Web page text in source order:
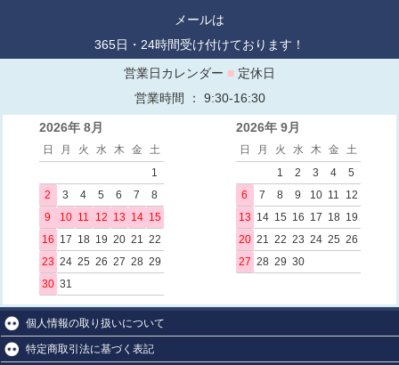
メールは
365日・24時間受け付けております！
営業日カレンダー ■ 定休日
営業時間 ： 9:30-16:30
2026年 8月
日 月 火 水 木 金
土
1
2
3 4 5 6 7
8
9
10 11 12 13 14 15
16 17 18 19 20 21 22
23 24 25 26 27 28 29
30 31
2026年 9月
日 月 火 水 木 金
土
1
2 3 4
5
6
7 8 9 10 11
12
13 14 15 16 17 18 19
20 21 22 23 24 25 26
27 28 29 30
個人情報の取り扱いについて
特定商取引法に基づく表記